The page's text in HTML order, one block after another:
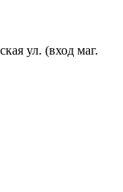
ул. (вход маг.